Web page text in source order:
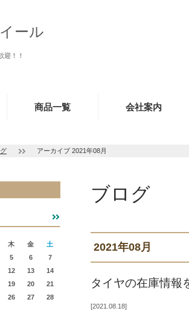
ール
迎！！
商品一覧 会社案内
アーカイブ 2021年08月
ブログ
2021年08月
2021.08.18
タイヤの在庫情報
»
木 金
土
5 6
7
12 13
14
19 20
21
26 27
28